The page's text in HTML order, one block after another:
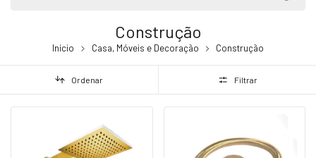
Construção
Início Casa, Móveis e Decoração Construção
Ordenar Filtrar